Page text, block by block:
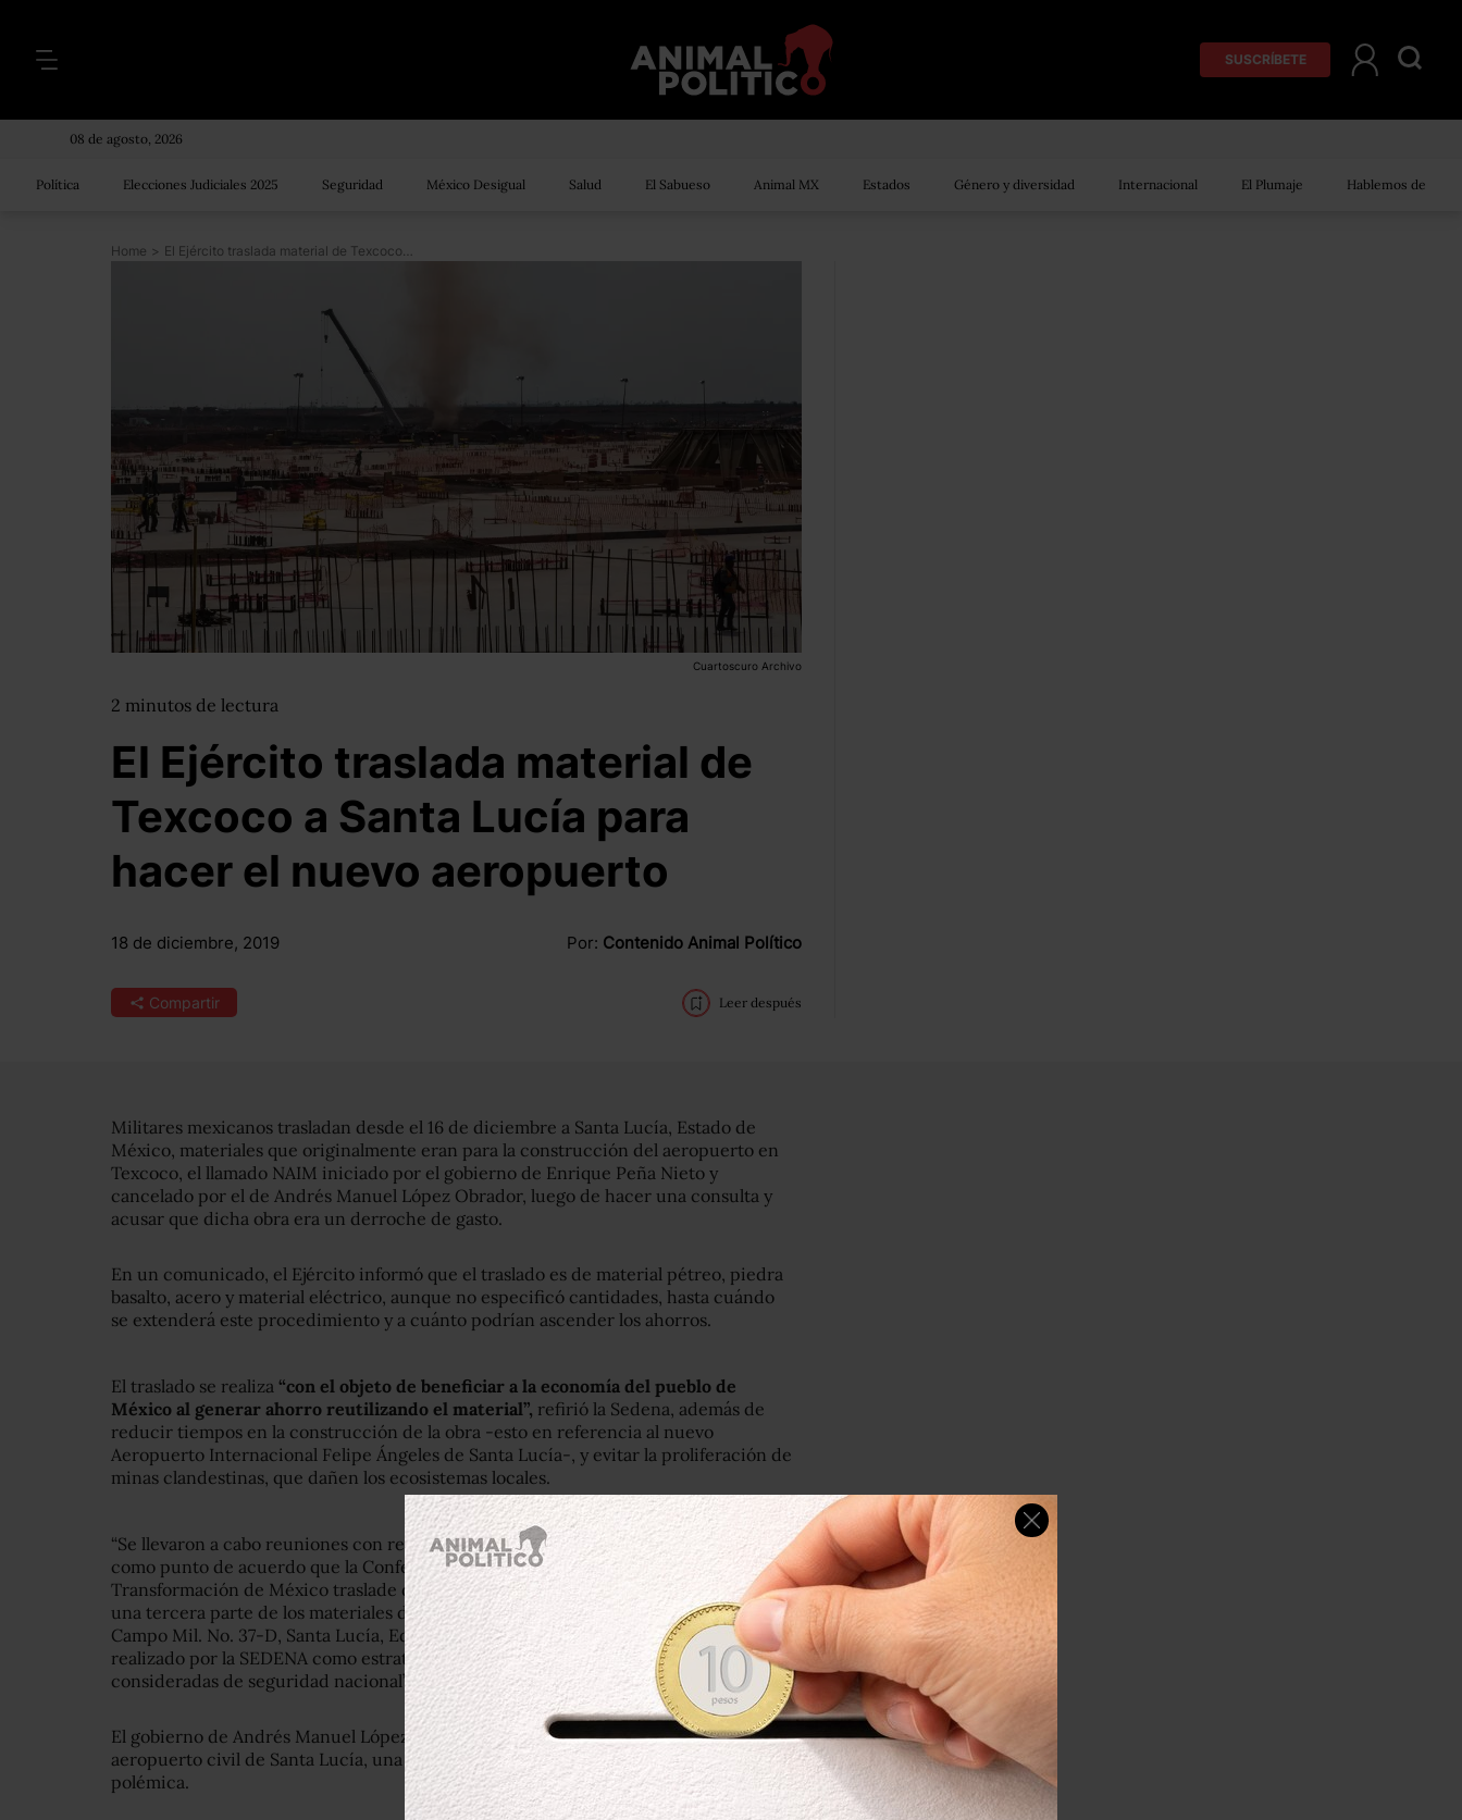
SUSCRÍBETE
08 de agosto, 2026
Política Elecciones Judiciales 2025 Seguridad México Desigual Salud El Sabueso Animal MX Estados Género y diversidad Internacional El Plumaje Hablemos de
Home > El Ejército traslada material de Texcoco a Santa Lucía para hacer el nuevo aeropuerto
Cuartoscuro Archivo
2 minutos de lectura
El Ejército traslada material de
Texcoco a Santa Lucía para
hacer el nuevo aeropuerto
18 de diciembre, 2019 Por: Contenido Animal Político
Compartir Leer después
Militares mexicanos trasladan desde el 16 de diciembre a Santa Lucía, Estado de
México, materiales que originalmente eran para la construcción del aeropuerto en
Texcoco, el llamado NAIM iniciado por el gobierno de Enrique Peña Nieto y
cancelado por el de Andrés Manuel López Obrador, luego de hacer una consulta y
acusar que dicha obra era un derroche de gasto.
En un comunicado, el Ejército informó que el traslado es de material pétreo, piedra
basalto, acero y material eléctrico, aunque no especificó cantidades, hasta cuándo
se extenderá este procedimiento y a cuánto podrían ascender los ahorros.
El traslado se realiza “con el objeto de beneficiar a la economía del pueblo de
México al generar ahorro reutilizando el material”, refirió la Sedena, además de
reducir tiempos en la construcción de la obra -esto en referencia al nuevo
Aeropuerto Internacional Felipe Ángeles de Santa Lucía-, y evitar la proliferación de
minas clandestinas, que dañen los ecosistemas locales.
“Se llevaron a cabo reuniones con representantes de transportistas, estableciéndose
como punto de acuerdo que la Confederación de Sindicatos Unidos por la
Transformación de México traslade dos terceras partes y las organizaciones locales
una tercera parte de los materiales de Texcoco a un depósito en el exterior del
Campo Mil. No. 37-D, Santa Lucía, Edo. Méx., y del depósito al lugar de la obra
realizado por la SEDENA como estrategia para salvaguardar las instalaciones por ser
consideradas de seguridad nacional”, apuntó la Secretaría de la Defensa.
El gobierno de Andrés Manuel López Obrador encomendó al Ejército construir el
aeropuerto civil de Santa Lucía, una obra que también ha estado en medio de la
polémica.